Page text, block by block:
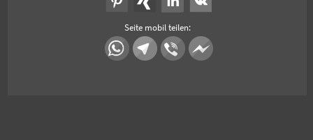
Seite mobil teilen: